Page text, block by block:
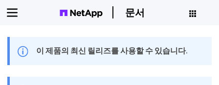
문서
이 제품의 최신 릴리즈를 사용할 수 있습니다.